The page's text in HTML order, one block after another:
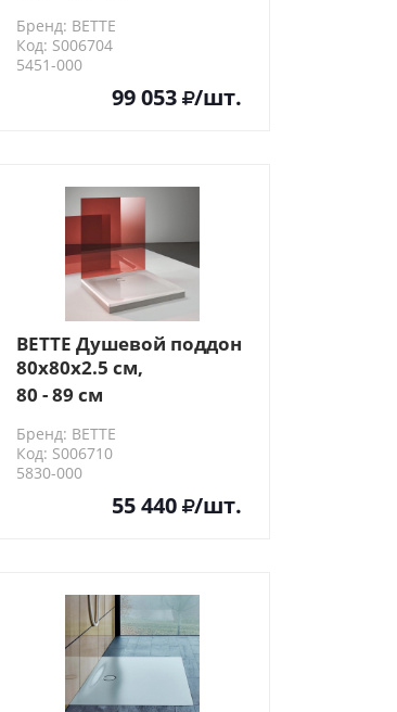
шумоизоляцией, цвет:
белый
Бренд: BETTE
Код: S006704
5451-000
99 053 /шт.
BETTE Душевой поддон
80х80х2.5 см,
квадратный, D9см,
80 - 89 см
Бренд: BETTE
Код: S006710
5830-000
55 440 /шт.